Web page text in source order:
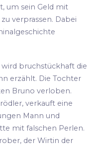
um sein Geld mit
verprassen. Dabei
bruchstückhaft die
erzählt. Die Tochter
Bruno verloben.
verkauft eine
Mann und
mit falschen Perlen.
der Wirtin der